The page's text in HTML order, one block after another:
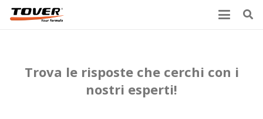
Trova le risposte che cerchi con i
nostri esperti!